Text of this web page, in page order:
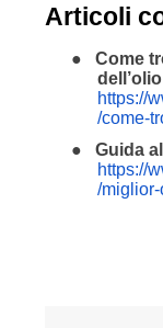
Articoli
●
Come
https://
/come-
●
Guida
https://
/miglior-